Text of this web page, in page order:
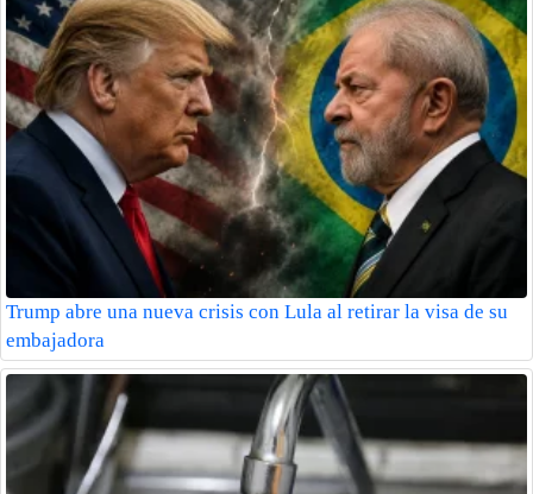
Trump abre una nueva crisis con Lula al retirar la visa de su
embajadora